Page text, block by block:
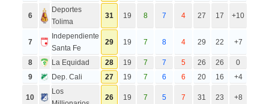
6
Deportes
Tolima
31 19 8 7 4 27 17 +10
7
Independiente
Santa Fe
29 19 7 8 4 29 22 +7
8 La Equidad 28 19 7 7 5 26 26
0
9
Dep. Cali 27 19 7 6 6 20 16 +4
10
Los
26 19 7 5 7 31 23 +8